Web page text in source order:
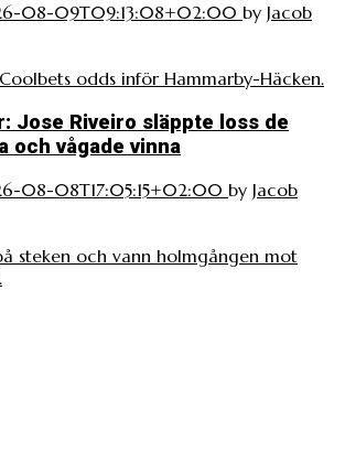
08-09T09:13:08+02:00 by Jacob
odds inför Hammarby-Häcken.
Jose Riveiro släppte loss de
och vågade vinna
08-08T17:05:15+02:00 by Jacob
steken och vann holmgången mot